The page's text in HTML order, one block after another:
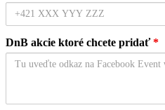
DnB akcie ktoré chcete pridať*